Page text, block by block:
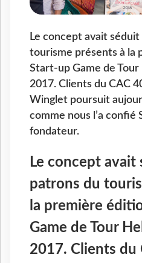
Le concept avait
tourisme présents à la
Start-up Game de Tour
2017. Clients du CAC
Winglet poursuit
comme nous l’a confié
fondateur.
Le concept avait
patrons du
la première
Game de Tour
2017. Clients du